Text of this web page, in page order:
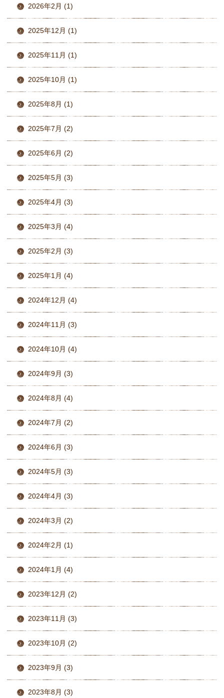
2026年2月 (1)
2025年12月 (1)
2025年11月 (1)
2025年10月 (1)
2025年8月 (1)
2025年7月 (2)
2025年6月 (2)
2025年5月 (3)
2025年4月 (3)
2025年3月 (4)
2025年2月 (3)
2025年1月 (4)
2024年12月 (4)
2024年11月 (3)
2024年10月 (4)
2024年9月 (3)
2024年8月 (4)
2024年7月 (2)
2024年6月 (3)
2024年5月 (3)
2024年4月 (3)
2024年3月 (2)
2024年2月 (1)
2024年1月 (4)
2023年12月 (2)
2023年11月 (3)
2023年10月 (2)
2023年9月 (3)
2023年8月 (3)